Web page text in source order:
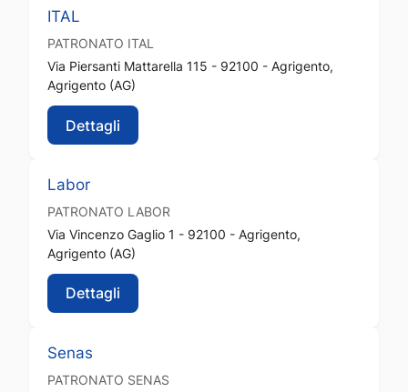
ITAL
PATRONATO ITAL
Via Piersanti Mattarella 115 - 92100 - Agrigento,
Agrigento (AG)
Dettagli
Labor
PATRONATO LABOR
Via Vincenzo Gaglio 1 - 92100 - Agrigento,
Agrigento (AG)
Dettagli
Senas
PATRONATO SENAS